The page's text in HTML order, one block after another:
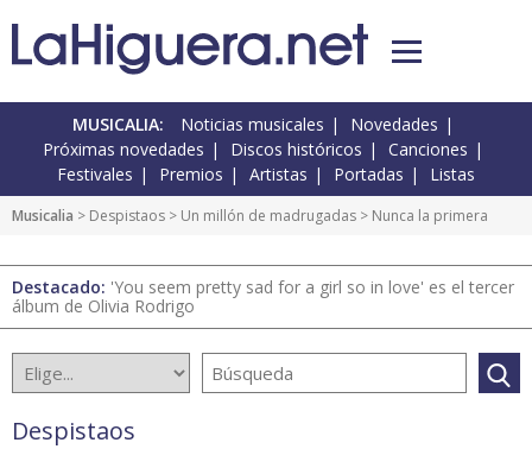
MUSICALIA: Noticias musicales
Novedades
Próximas novedades
Discos históricos
Canciones
Festivales
Premios Artistas Portadas Listas
Musicalia > Despistaos > Un millón de madrugadas > Nunca la primera
Destacado: 'You seem pretty sad for a girl so in love' es el tercer
álbum de Olivia Rodrigo
Despistaos